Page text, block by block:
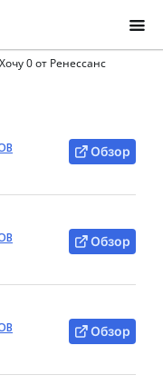
Хочу 0 от Ренессанс
Обзор
Обзор
Обзор